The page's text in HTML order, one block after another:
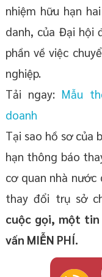
nhiệm hữu hạn
danh, của Đại hội
phần về việc
nghiệp.
Tải ngay: Mẫu
doanh
Tại sao hồ sơ của
hạn thông báo
cơ quan nhà
thay đổi trụ sở
cuộc gọi, một tin
vấn MIỄN PHÍ.